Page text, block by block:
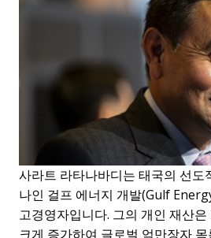
사라트 라타나바디는 태국의 선도
나인 걸프 에너지 개발(Gulf
고경영자입니다. 그의 개인 재산
크게 증가하여 글로벌 억만장자